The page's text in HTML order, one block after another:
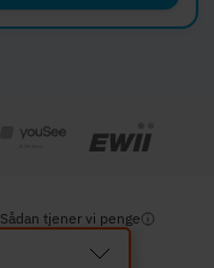
Sådan tjener vi penge